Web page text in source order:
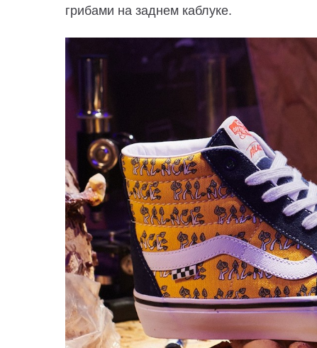
грибами на заднем каблуке.